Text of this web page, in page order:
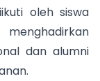
oleh siswa
dan alumni